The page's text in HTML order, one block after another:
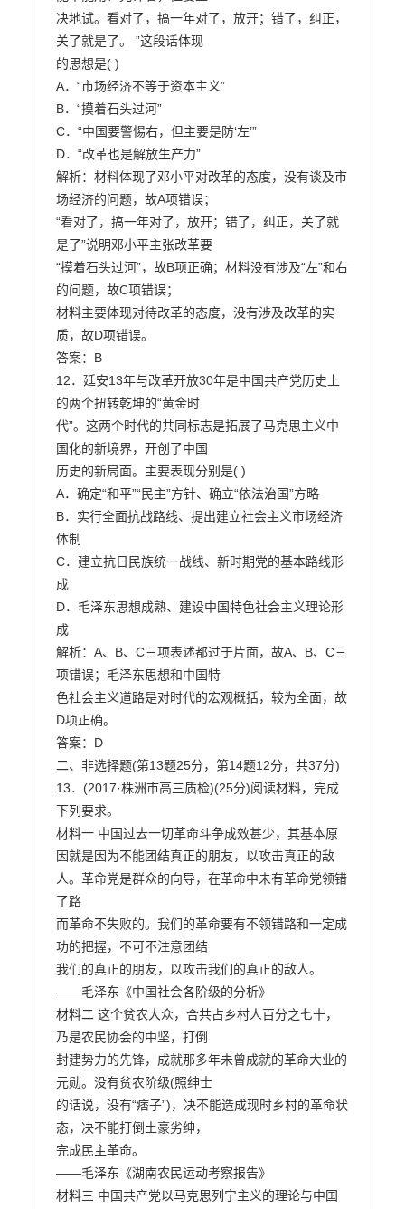
决地试。看对了，搞一年对了，放开；错了，纠正，
关了就是了。 ”这段话体现
的思想是( )
A．“市场经济不等于资本主义”
B．“摸着石头过河”
C．“中国要警惕右，但主要是防‘左’”
D．“改革也是解放生产力”
解析：材料体现了邓小平对改革的态度，没有谈及市
场经济的问题，故A项错误；
“看对了，搞一年对了，放开；错了，纠正，关了就
是了”说明邓小平主张改革要
“摸着石头过河”，故B项正确；材料没有涉及“左”和右
的问题，故C项错误；
材料主要体现对待改革的态度，没有涉及改革的实
质，故D项错误。
答案：B
12．延安13年与改革开放30年是中国共产党历史上
的两个扭转乾坤的“黄金时
代”。这两个时代的共同标志是拓展了马克思主义中
国化的新境界，开创了中国
历史的新局面。主要表现分别是( )
A．确定“和平”“民主”方针、确立“依法治国”方略
B．实行全面抗战路线、提出建立社会主义市场经济
体制
C．建立抗日民族统一战线、新时期党的基本路线形
成
D．毛泽东思想成熟、建设中国特色社会主义理论形
成
解析：A、B、C三项表述都过于片面，故A、B、C三
项错误；毛泽东思想和中国特
色社会主义道路是对时代的宏观概括，较为全面，故
D项正确。
答案：D
二、非选择题(第13题25分，第14题12分，共37分)
13．(2017·株洲市高三质检)(25分)阅读材料，完成
下列要求。
材料一 中国过去一切革命斗争成效甚少，其基本原
因就是因为不能团结真正的朋友，以攻击真正的敌
人。革命党是群众的向导，在革命中未有革命党领错
了路
而革命不失败的。我们的革命要有不领错路和一定成
功的把握，不可不注意团结
我们的真正的朋友，以攻击我们的真正的敌人。
——毛泽东《中国社会各阶级的分析》
材料二 这个贫农大众，合共占乡村人百分之七十，
乃是农民协会的中坚，打倒
封建势力的先锋，成就那多年未曾成就的革命大业的
元勋。没有贫农阶级(照绅士
的话说，没有“痞子”)，决不能造成现时乡村的革命状
态，决不能打倒土豪劣绅，
完成民主革命。
——毛泽东《湖南农民运动考察报告》
材料三 中国共产党以马克思列宁主义的理论与中国